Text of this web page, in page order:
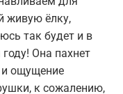
живую ёлку,
так будет и в
Она пахнет
и ощущение
к сожалению,